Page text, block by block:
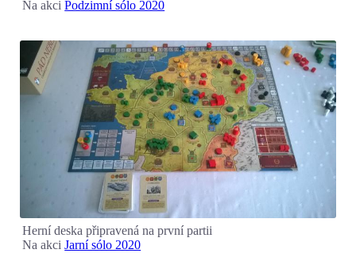
Na akciPodzimní sólo 2020
Herní deska připravená na první partii
Na akciJarní sólo 2020